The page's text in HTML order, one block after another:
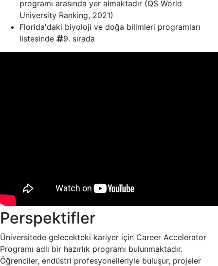
programı arasında yer almaktadır (QS World
University Ranking, 2021)
Florida'daki biyoloji ve doğa bilimleri programları
listesinde
9. sırada
Perspektifler
Üniversitede gelecekteki kariyer için Career Accelerator
Programı adlı bir hazırlık programı bulunmaktadır.
Öğrenciler, endüstri profesyonelleriyle buluşur, projeler